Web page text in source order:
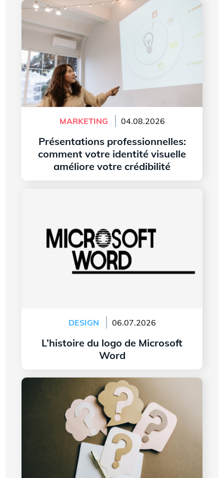
MARKETING 04.08.2026
Présentations professionnelles:
comment votre identité visuelle
améliore votre crédibilité
Présentations professionnelles: comment votre
identité visuelle améliore votre crédibilité
DESIGN 06.07.2026
L’histoire du logo de Microsoft
Word
Lire l'article
7 questions à vous poser avant de créer le logo
de votre entreprise